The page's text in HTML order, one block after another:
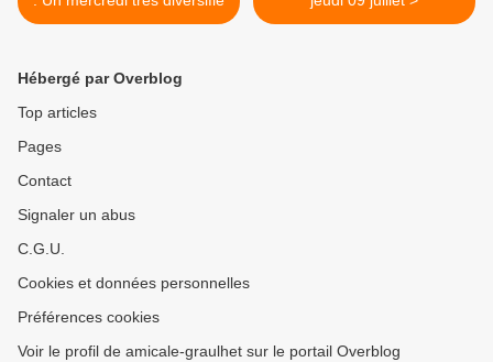
Hébergé par Overblog
Top articles
Pages
Contact
Signaler un abus
C.G.U.
Cookies et données personnelles
Préférences cookies
Voir le profil de amicale-graulhet sur le portail Overblog